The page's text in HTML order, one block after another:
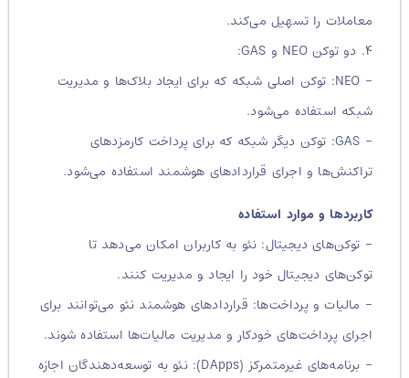
معاملات را تسهیل می‌کند.
– NEO: توکن اصلی شبکه که برای ایجاد بلاک‌ها و مدیریت
شبکه استفاده می‌شود.
– GAS: توکن دیگر شبکه که برای پرداخت کارمزدهای
تراکنش‌ها و اجرای قراردادهای هوشمند استفاده می‌شود.
کاربردها و موارد استفاده
– توکن‌های دیجیتال: نئو به کاربران امکان می‌دهد تا
توکن‌های دیجیتال خود را ایجاد و مدیریت کنند.
– مالیات و پرداخت‌ها: قراردادهای هوشمند نئو می‌توانند برای
اجرای پرداخت‌های خودکار و مدیریت مالیات‌ها استفاده شوند.
– برنامه‌های غیرمتمرکز (DApps): نئو به توسعه‌دهندگان اجازه